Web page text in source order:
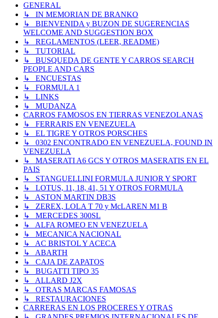
GENERAL
↳ IN MEMORIAN DE BRANKO
↳ BIENVENIDA y BUZON DE SUGERENCIAS
WELCOME AND SUGGESTION BOX
↳ REGLAMENTOS (LEER, README)
↳ TUTORIAL
↳ BUSQUEDA DE GENTE Y CARROS SEARCH
PEOPLE AND CARS
↳ ENCUESTAS
↳ FORMULA 1
↳ LINKS
↳ MUDANZA
CARROS FAMOSOS EN TIERRAS VENEZOLANAS
↳ FERRARIS EN VENEZUELA
↳ EL TIGRE Y OTROS PORSCHES
↳ 0302 ENCONTRADO EN VENEZUELA, FOUND IN
VENEZUELA
↳ MASERATI A6 GCS Y OTROS MASERATIS EN EL
PAIS
↳ STANGUELLINI FORMULA JUNIOR Y SPORT
↳ LOTUS, 11, 18, 41, 51 Y OTROS FORMULA
↳ ASTON MARTIN DB3S
↳ ZEREX, LOLA T 70 y McLAREN M1 B
↳ MERCEDES 300SL
↳ ALFA ROMEO EN VENEZUELA
↳ MECANICA NACIONAL
↳ AC BRISTOL Y ACECA
↳ ABARTH
↳ CAJA DE ZAPATOS
↳ BUGATTI TIPO 35
↳ ALLARD J2X
↳ OTRAS MARCAS FAMOSAS
↳ RESTAURACIONES
CARRERAS EN LOS PROCERES Y OTRAS